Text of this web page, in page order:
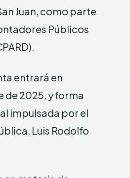
Juan, como parte
Públicos
entrará en
de 2025, y forma
impulsada por el
Luis Rodolfo